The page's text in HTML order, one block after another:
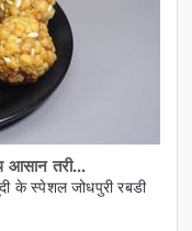
आसान तरी...
के स्पेशल जोधपुरी रबडी